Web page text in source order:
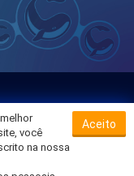
você
na nossa
Aceito